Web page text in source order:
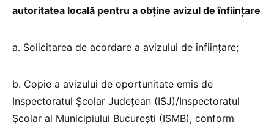
autoritatea locală pentru a obține avizul de înfiinţare
a. Solicitarea de acordare a avizului de înfiinţare;
b. Copie a avizului de oportunitate emis de
Inspectoratul Școlar Județean (ISJ)/Inspectoratul
Școlar al Municipiului București (ISMB), conform